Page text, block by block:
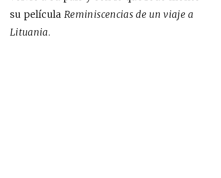
su película Reminiscencias de un viaje a
Lituania.